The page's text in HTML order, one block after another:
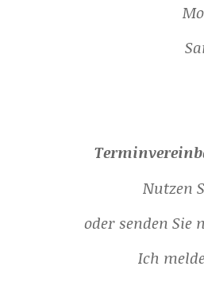
Nutzen
oder senden Sie
Ich